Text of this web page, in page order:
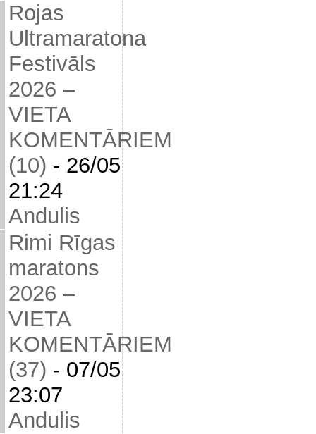
Rojas
Ultramaratona
Festivāls
2026 –
VIETA
KOMENTĀRIEM
(10) - 26/05
21:24
Andulis
Rimi Rīgas
maratons
2026 –
VIETA
KOMENTĀRIEM
(37) - 07/05
23:07
Andulis